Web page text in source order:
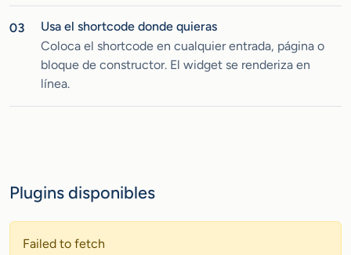
03
Usa el shortcode donde quieras
Coloca el shortcode en cualquier entrada, página o
bloque de constructor. El widget se renderiza en
línea.
Plugins disponibles
Failed to fetch